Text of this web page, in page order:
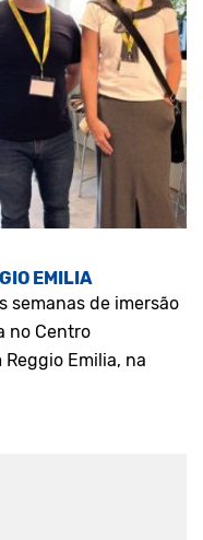
EMILIA
semanas de imersão
no Centro
Emilia, na